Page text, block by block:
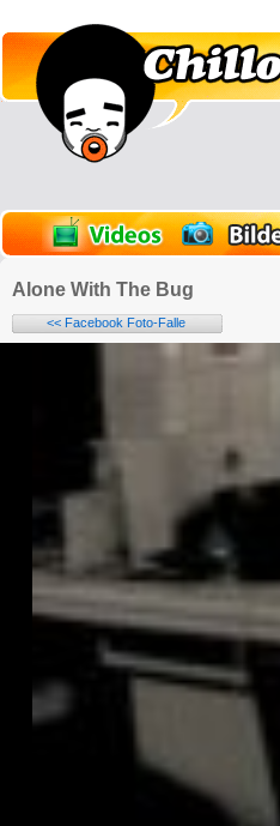
Alone With The Bug
<< Facebook Foto-Falle
E-Mail-Adresse (optional):